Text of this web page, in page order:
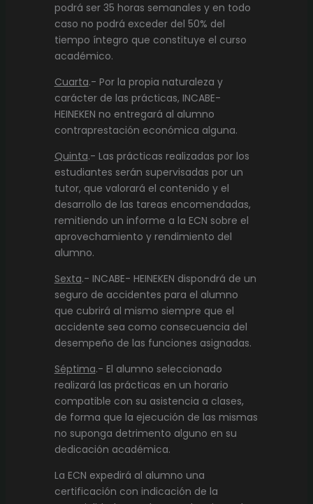
podrá ser 35 horas semanales y en todo
caso no podrá exceder del 50% del
tiempo íntegro que constituye el curso
académico.
Cuarta.- Por la propia naturaleza y
carácter de las prácticas, INCABE-
HEINEKEN no entregará al alumno
contraprestación económica alguna.
Quinta.- Las prácticas realizadas por los
estudiantes serán supervisadas por un
tutor, que valorará el contenido y el
desarrollo de las tareas encomendadas,
remitiendo un informe a la ECN sobre el
aprovechamiento y rendimiento del
alumno.
Sexta.- INCABE- HEINEKEN dispondrá de un
seguro de accidentes para el alumno
que cubrirá al mismo siempre que el
accidente sea como consecuencia del
desempeño de las funciones asignadas.
Séptima.- El alumno seleccionado
realizará las prácticas en un horario
compatible con su asistencia a clases,
de forma que la ejecución de las mismas
no suponga detrimento alguno en su
dedicación académica.
La ECN expedirá al alumno una
certificación con indicación de la